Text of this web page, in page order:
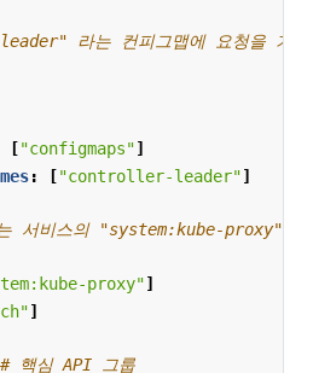
라는 컨피그맵에 요청을 기록
["configmaps"]
: ["controller-leader"]
서비스의 "system:kube-proxy"에
proxy"]
]
# 핵심 API 그룹